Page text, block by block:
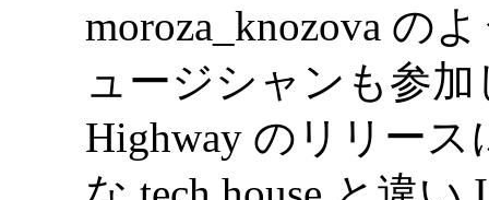
moroza_knozova の
ュージシャンも参加
Highway のリリー